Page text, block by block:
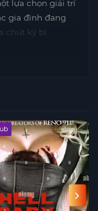
lựa chọn giải trí
gia đình đang
chút kỳ bí.